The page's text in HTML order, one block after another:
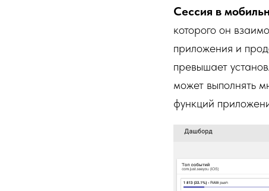
Сессия в
которого он
приложения и
превышает
может выполнять
функций